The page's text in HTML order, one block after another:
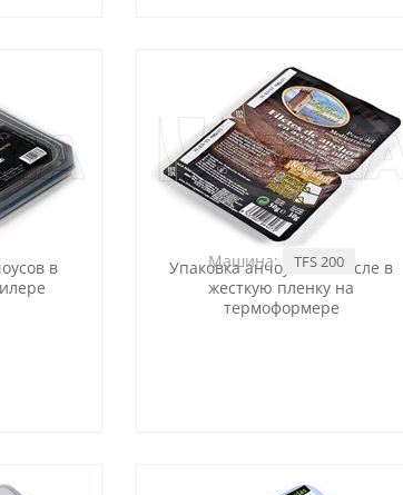
в
Упаковка анчоусов в масле в
жесткую пленку на
термоформере
Машина: TFS 200